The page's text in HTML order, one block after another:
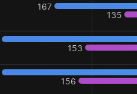
167
135
153
156